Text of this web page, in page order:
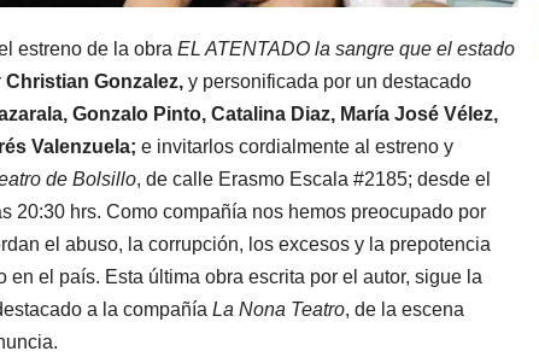
estreno de la obra EL ATENTADO la sangre que el estado
Christian Gonzalez, y personificada por un destacado
Gonzalo Pinto, Catalina Diaz, María José Vélez,
Valenzuela; e invitarlos cordialmente al estreno y
de Bolsillo, de calle Erasmo Escala #2185; desde el
20:30 hrs. Como compañía nos hemos preocupado por
el abuso, la corrupción, los excesos y la prepotencia
en el país. Esta última obra escrita por el autor, sigue la
a la compañía La Nona Teatro, de la escena